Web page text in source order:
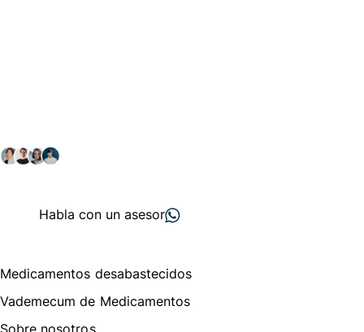
Habla con un asesor
Medicamentos desabastecidos
Vademecum de Medicamentos
Sobre nosotros